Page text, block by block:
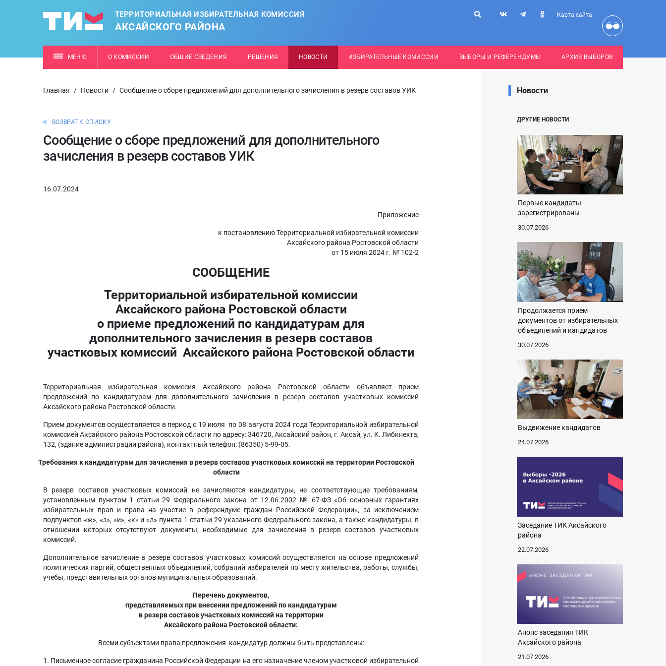
ТЕРРИТОРИАЛЬНАЯ ИЗБИРАТЕЛЬНАЯ КОМИССИЯ
АКСАЙСКОГО РАЙОНА
Карта сайта
МЕНЮ О КОМИССИИ ОБЩИЕ СВЕДЕНИЯ РЕШЕНИЯ НОВОСТИ ИЗБИРАТЕЛЬНЫЕ КОМИССИИ ВЫБОРЫ И РЕФЕРЕНДУМЫ АРХИВ ВЫБОРОВ
Главная / Новости / Сообщение о сборе предложений для дополнительного зачисления в резерв составов УИК
ВОЗВРАТ К СПИСКУ
Сообщение о сборе предложений для дополнительного
зачисления в резерв составов УИК
16.07.2024
Приложение
к постановлению Территориальной избирательной комиссии
Аксайского района Ростовской области
от 15 июля 2024 г. № 102-2
СООБЩЕНИЕ
Территориальной избирательной комиссии
Аксайского района Ростовской области
о приеме предложений по кандидатурам для
дополнительного зачисления в резерв составов
участковых комиссий Аксайского района Ростовской области
Территориальная избирательная комиссия Аксайского района Ростовской области объявляет прием
предложений по кандидатурам для дополнительного зачисления в резерв составов участковых комиссий
Аксайского района Ростовской области.
Прием документов осуществляется в период с 19 июля по 08 августа 2024 года Территориальной избирательной
комиссией Аксайского района Ростовской области по адресу: 346720, Аксайский район, г. Аксай, ул. К. Либкнехта,
132, (здание администрации района), контактный телефон: (86350) 5-99-05.
Требования к кандидатурам для зачисления в резерв составов участковых комиссий на территории Ростовской
области
В резерв составов участковых комиссий не зачисляются кандидатуры, не соответствующие требованиям,
установленным пунктом 1 статьи 29 Федерального закона от 12.06.2002 № 67-ФЗ «Об основных гарантиях
избирательных прав и права на участие в референдуме граждан Российской Федерации», за исключением
подпунктов «ж», «з», «и», «к» и «л» пункта 1 статьи 29 указанного Федерального закона, а также кандидатуры, в
отношении которых отсутствуют документы, необходимые для зачисления в резерв составов участковых
комиссий.
Дополнительное зачисление в резерв составов участковых комиссий осуществляется на основе предложений
политических партий, общественных объединений, собраний избирателей по месту жительства, работы, службы,
учебы, представительных органов муниципальных образований.
Перечень документов,
представляемых при внесении предложений по кандидатурам
в резерв составов участковых комиссий на территории
Аксайского района Ростовской области:
Всеми субъектами права предложения кандидатур должны быть представлены:
1. Письменное согласие гражданина Российской Федерации на его назначение членом участковой избирательной
Новости
ДРУГИЕ НОВОСТИ
Первые кандидаты
зарегистрированы
30.07.2026
Продолжается прием
документов от избирательных
объединений и кандидатов
30.07.2026
Выдвижение кандидатов
24.07.2026
Заседание ТИК Аксайского
района
22.07.2026
Анонс заседания ТИК
Аксайского района
21.07.2026